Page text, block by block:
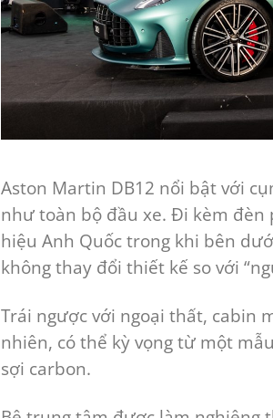
Aston Martin DB12 nổi bật với
như toàn bộ đầu xe. Đi kèm
hiệu Anh Quốc trong khi bên
không thay đổi thiết kế so với
Trái ngược với ngoại thất, cabin
nhiên, có thể kỳ vọng từ một
sợi carbon.